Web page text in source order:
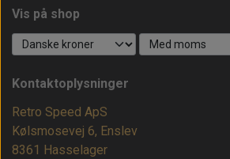
Vis på shop
Kontaktoplysninger
Retro Speed ApS
Kølsmosevej 6, Enslev
8361 Hasselager